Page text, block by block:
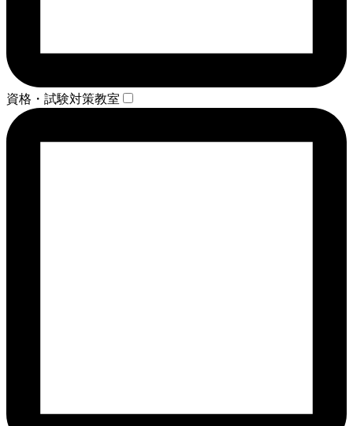
資格・試験対策教室